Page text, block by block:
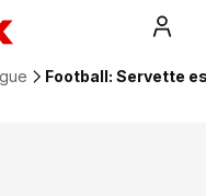
Football: Servette